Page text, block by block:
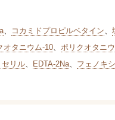
、 コカミドプロピルベタイン、
オタニウム-10、 ポリクオタニ
セリル、 EDTA-2Na、 フェノキ